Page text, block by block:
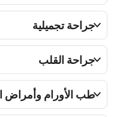
جراحة تجميلية
جراحة القلب
طب الأورام وأمراض